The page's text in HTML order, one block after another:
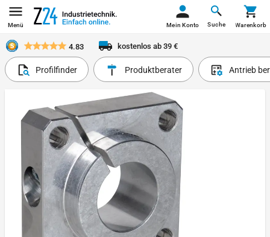
Menü Suche
Mein Konto Warenkorb
4.83 kostenlos ab 39 €
Profilfinder Produktberater Antrieb